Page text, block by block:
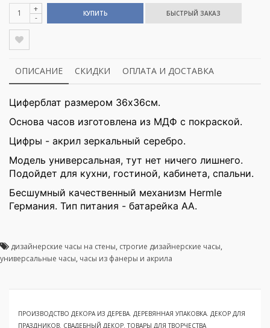
+
-
КУПИТЬ
ОПИСАНИЕ СКИДКИ ОПЛАТА И ДОСТАВКА
Циферблат размером 36х36cм.
Основа часов изготовлена из МДФ с покраской.
Цифры - акрил зеркальный серебро.
Модель универсальная, тут нет ничего лишнего.
Подойдет для кухни, гостиной, кабинета, спальни.
Бесшумный качественный механизм Hermle
Германия. Тип питания - батарейка АА.
дизайнерские часы на стены, строгие дизайнерские часы,
универсальные часы, часы из фанеры и акрила
ПРОИЗВОДСТВО ДЕКОРА ИЗ ДЕРЕВА. ДЕРЕВЯННАЯ УПАКОВКА. ДЕКОР ДЛЯ
ПРАЗДНИКОВ. СВАДЕБНЫЙ ДЕКОР. ТОВАРЫ ДЛЯ ТВОРЧЕСТВА